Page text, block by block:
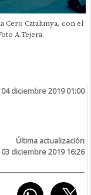
Cero Catalunya, con el
A.Tejera.
04 diciembre 2019 01:00
Última actualización
03 diciembre 2019 16:26